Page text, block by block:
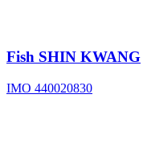
Fish SHIN KWANG
IMO 440020830